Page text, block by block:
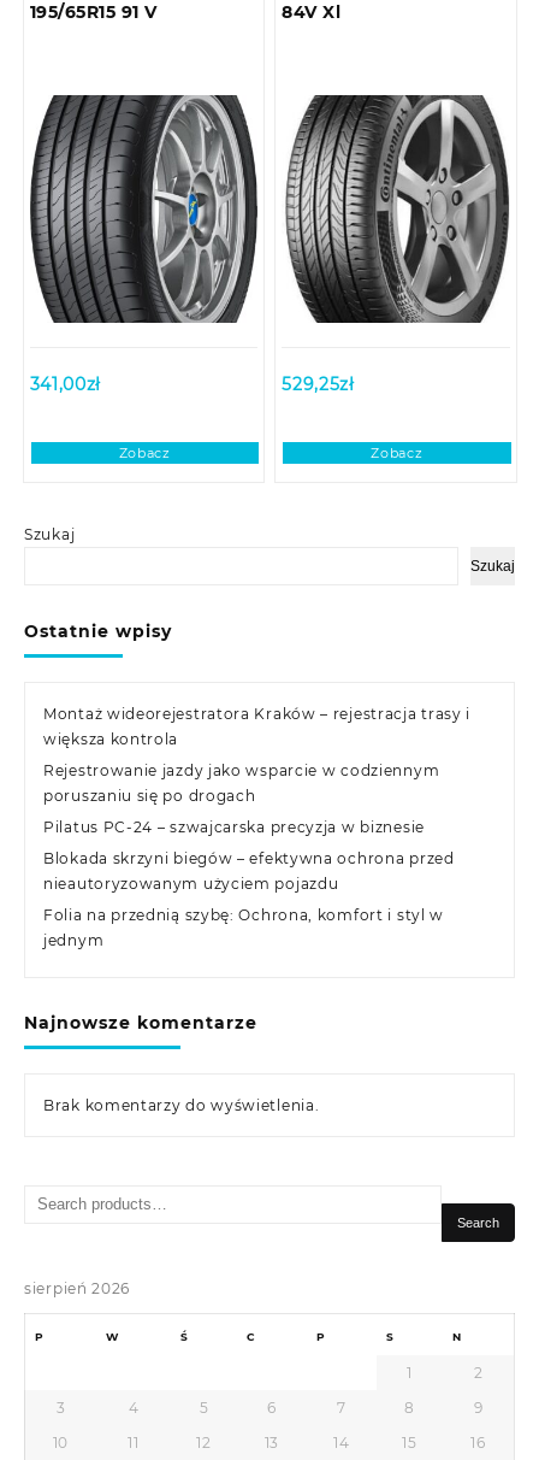
Szukaj
Szukaj
Ostatnie wpisy
Montaż wideorejestratora Kraków – rejestracja trasy i
większa kontrola
Rejestrowanie jazdy jako wsparcie w codziennym
poruszaniu się po drogach
Pilatus PC-24 – szwajcarska precyzja w biznesie
Blokada skrzyni biegów – efektywna ochrona przed
nieautoryzowanym użyciem pojazdu
Folia na przednią szybę: Ochrona, komfort i styl w
jednym
Najnowsze komentarze
Brak komentarzy do wyświetlenia.
195/65R15 91 V
341,00zł
Zobacz
84V Xl
529,25zł
Zobacz
Search
Search
sierpień 2026
P W Ś C P S N
1
2
3
4 5 6 7 8
9
10
11 12 13 14 15 16